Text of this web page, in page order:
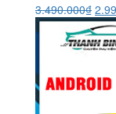
3.490.000₫ Giá
gốc
là: